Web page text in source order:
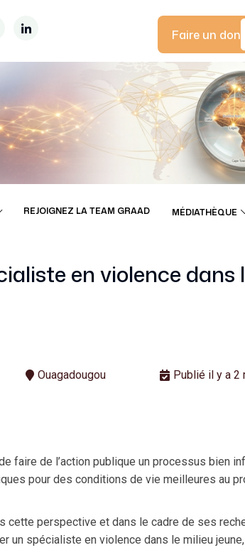
Faire un don
REJOIGNEZ LA TEAM GRAAD MÉDIATHÈQUE
en violence
Ouagadougou Publié il y a 2
faire de l’action publique un processus bien
pour des conditions de vie meilleures au
cette perspective et dans le cadre de ses
un spécialiste en violence dans le milieu jeune,